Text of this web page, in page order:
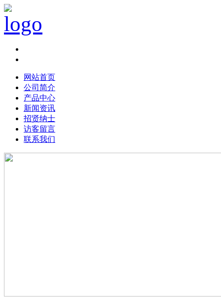
网站首页
公司简介
产品中心
新闻资讯
招贤纳士
访客留言
联系我们